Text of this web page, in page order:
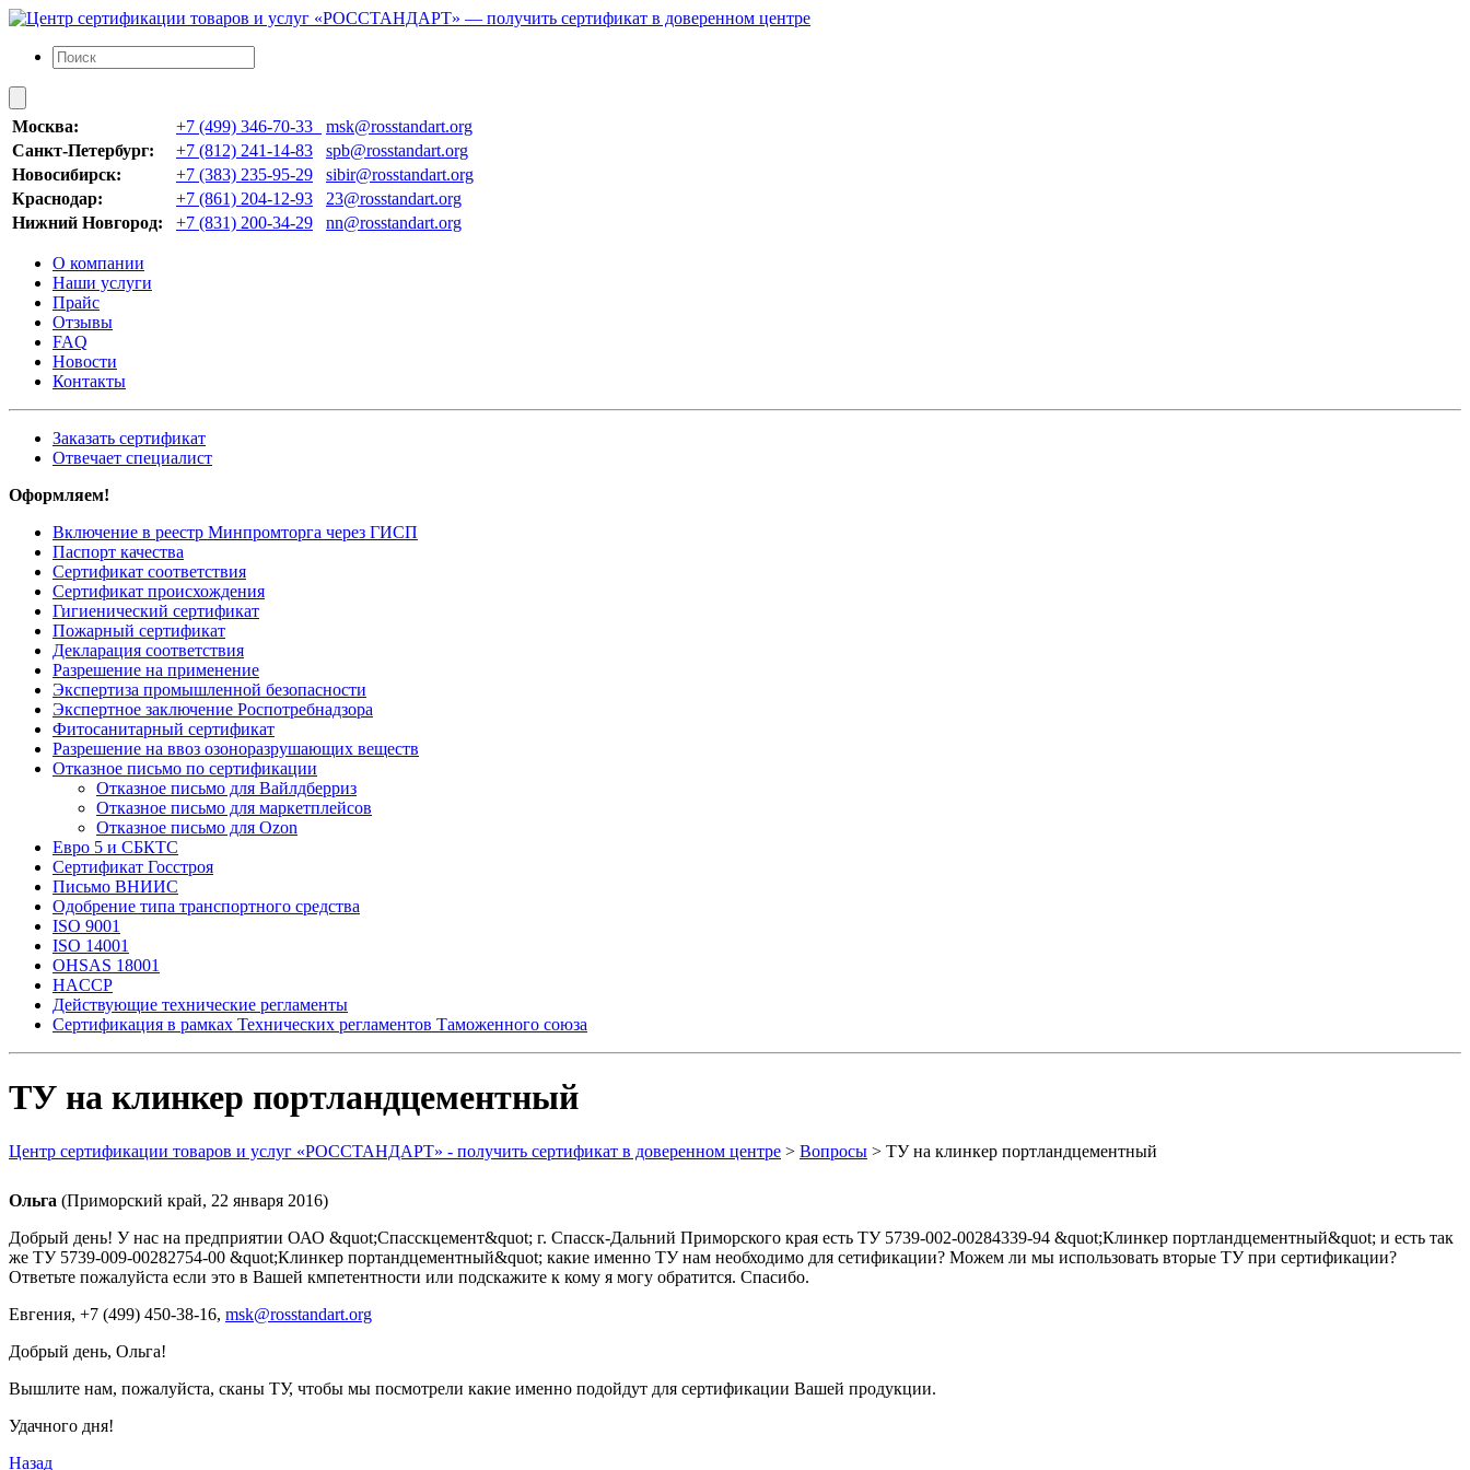
Москва: +7 (499) 346-70-33
msk@rosstandart.org
Санкт-Петербург:
+7 (812) 241-14-83
spb@rosstandart.org
Новосибирск:
+7 (383) 235-95-29
sibir@rosstandart.org
Краснодар:
+7 (861) 204-12-93
23@rosstandart.org
Нижний Новгород:
+7 (831) 200-34-29 nn@rosstandart.org
О компании
Наши услуги
Прайс
Отзывы
FAQ
Новости
Контакты
Заказать сертификат
Отвечает специалист
Оформляем!
Включение в реестр Минпромторга через ГИСП
Паспорт качества
Сертификат соответствия
Сертификат происхождения
Гигиенический сертификат
Пожарный сертификат
Декларация соответствия
Разрешение на применение
Экспертиза промышленной безопасности
Экспертное заключение Роспотребнадзора
Фитосанитарный сертификат
Разрешение на ввоз озоноразрушающих веществ
Отказное письмо по сертификации
Отказное письмо для Вайлдберриз
Отказное письмо для маркетплейсов
Отказное письмо для Ozon
Евро 5 и СБКТС
Сертификат Госстроя
Письмо ВНИИС
Одобрение типа транспортного средства
ISO 9001
ISO 14001
OHSAS 18001
HACCP
Действующие технические регламенты
Сертификация в рамках Технических регламентов Таможенного союза
ТУ на клинкер портландцементный
Центр сертификации товаров и услуг «РОССТАНДАРТ» - получить сертификат в доверенном центре > Вопросы > ТУ на клинкер портландцементный
Ольга (Приморский край, 22 января 2016)
Добрый день! У нас на предприятии ОАО &quot;Спасскцемент&quot; г. Спасск-Дальний Приморского края есть ТУ 5739-002-00284339-94 &quot;Клинкер портландцементный&quot; и есть так
же ТУ 5739-009-00282754-00 &quot;Клинкер портандцементный&quot; какие именно ТУ нам необходимо для сетификации? Можем ли мы использовать вторые ТУ при сертификации?
Ответьте пожалуйста если это в Вашей кмпетентности или подскажите к кому я могу обратится. Спасибо.
Евгения, +7 (499) 450-38-16, msk@rosstandart.org
Добрый день, Ольга!
Вышлите нам, пожалуйста, сканы ТУ, чтобы мы посмотрели какие именно подойдут для сертификации Вашей продукции.
Удачного дня!
Назад